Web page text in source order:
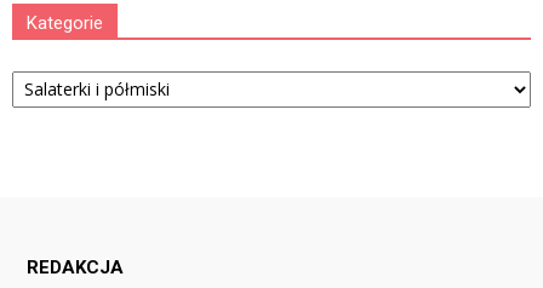
Kategorie
Kategorie
REDAKCJA